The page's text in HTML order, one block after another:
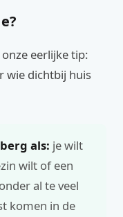
eerlijke tip:
wie dichtbij huis
als: je wilt
wilt of een
al te veel
komen in de